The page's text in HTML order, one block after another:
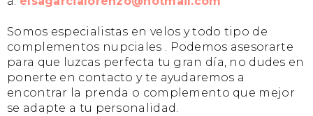
Somos especialistas en velos y todo tipo de
complementos nupciales . Podemos asesorarte
para que luzcas perfecta tu gran día, no dudes en
ponerte en contacto y te ayudaremos a
encontrar la prenda o complemento que mejor
se adapte a tu personalidad.